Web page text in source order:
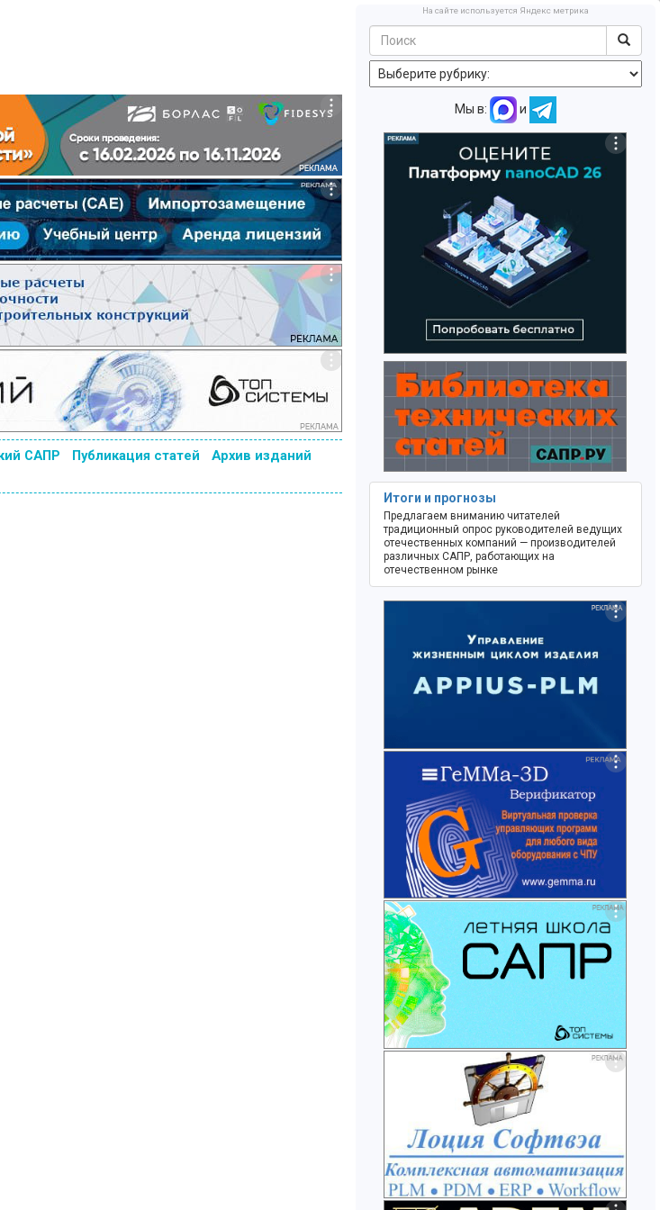
САПР Публикация статей
Архив изданий
На сайте используется Яндекс метрика
Мы в: и
Итоги и прогнозы
Предлагаем вниманию читателей
традиционный опрос руководителей ведущих
отечественных компаний — производителей
различных САПР, работающих на
отечественном рынке